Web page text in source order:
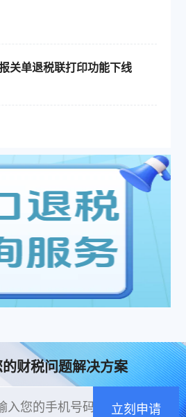
关单退税联打印功能下线
财税问题解决方案
立刻申请